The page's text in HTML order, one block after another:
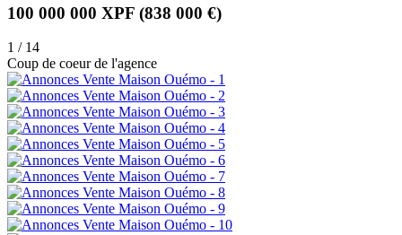
100 000 000 XPF (838 000 €)
1 / 14
Coup de coeur de l'agence